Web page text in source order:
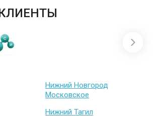
Нижний Новгород
Московское
Нижний Тагил